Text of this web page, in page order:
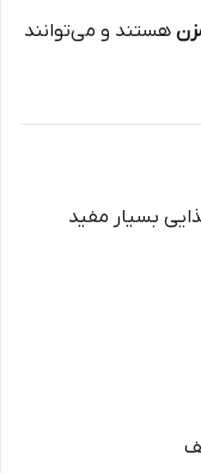
هستند و می‌توانند
بسیار مفید